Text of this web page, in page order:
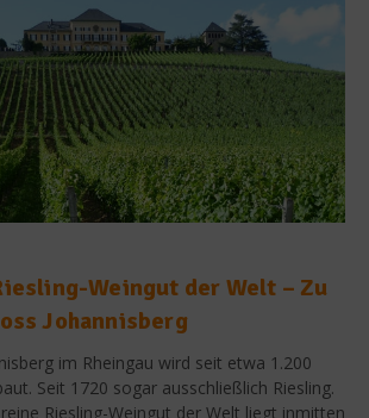
Weingut der Welt – Zu
Johannisberg
im Rheingau wird seit etwa 1.200
Seit 1720 sogar ausschließlich Riesling.
Riesling-Weingut der Welt liegt inmitten